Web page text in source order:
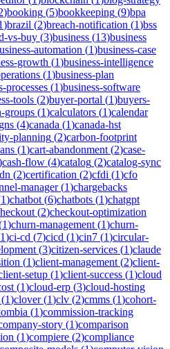
)booking (5)bookkeeping (9)bpa
)brazil (2)breach-notification (1)bss
vs-buy (3)business (13)business
automation (1)business-case
growth (1)business-intelligence
(1)business-plan
processes (1)business-software
tools (2)buyer-portal (1)buyers-
groups (1)calculators (1)calendar
(4)canada (1)canada-hst
planning (2)carbon-footprint
(1)cart-abandonment (2)case-
cash-flow (4)catalog (2)catalog-sync
(2)certification (2)cfdi (1)cfo
manager(1)chargebacks
1)chatbot (6)chatbots (1)chatgpt
(2)checkout-optimization
1)churn-management (1)churn-
1)ci-cd (7)cicd (1)cin7 (1)circular-
(3)citizen-services (1)claude
(1)client-management (2)client-
setup (1)client-success (1)cloud
(1)cloud-erp (3)cloud-hosting
(1)clover(1)clv (2)cmms (1)cohort-
(1)commission-tracking
story (1)comparison
(1)compiere (2)compliance